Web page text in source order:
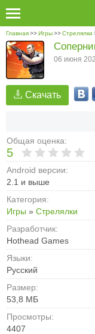
Главная>>Игры>>Стрелялки
Скачать
Общая оценка:
5
Android версии:
2.1 и выше
Категория:
Игры » Стрелялки
Разработчик:
Hothead Games
Языки:
Русский
Размер:
53,8 МБ
Просмотры:
4407
06 июня